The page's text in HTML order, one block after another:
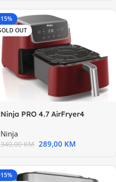
OUT
Ninja PRO 4.7 AirFryer4
Ninja
340,00KM 289,00 KM